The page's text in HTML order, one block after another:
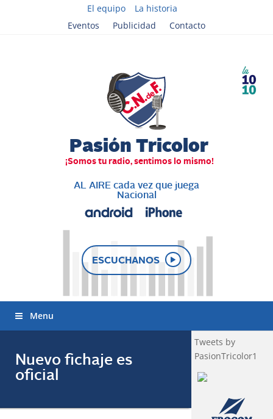
El equipo
La historia
Eventos
Publicidad Contacto
AL AIRE cada vez que juega
Nacional
ESCUCHANOS
Menu
Nuevo fichaje es
oficial
Tweets by
PasionTricolor1